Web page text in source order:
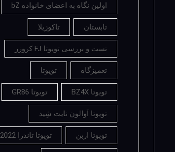
اولین نگاه به اعضای خانواده bZ
تابستان تاکوزیلا
تست و بررسی تویوتا FJ کروزر
تعمیزگاه تویوتا
تویوتا BZ4X تویوتا GR86
تویوتا آوالون نایت شِید
تویوتا اربن تویوتا تاندرا 2022